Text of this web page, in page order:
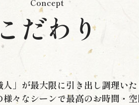
こだわり
」が最大限に引き出し調理い
々なシーンで最高のお時間・